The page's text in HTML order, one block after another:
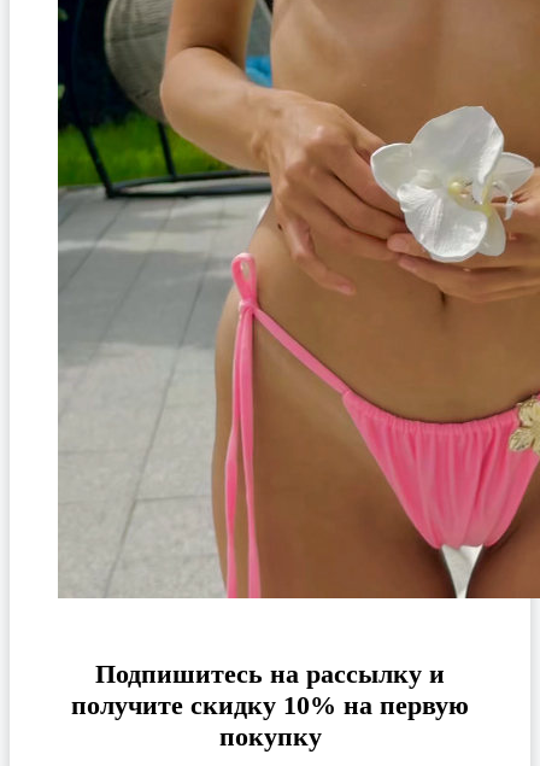
Подпишитесь на рассылку и
получите скидку 10% на первую
покупку